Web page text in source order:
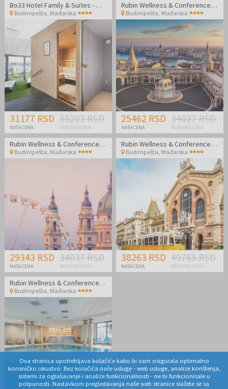
Bo33 Hotel Family & Suites - Wellness odmor u Budimpešti
Budimpešta, Mađarska
31177 RSD
NAŠA CENA
55203 RSD
REDOVNA CENA
Rubin Wellness & Conference Hotel
Budimpešta, Mađarska
25462 RSD
NAŠA CENA
34027 RSD
REDOVNA CENA
Rubin Wellness & Conference Hotel
Budimpešta, Mađarska
29343 RSD
NAŠA CENA
34037 RSD
REDOVNA CENA
Rubin Wellness & Conference Hotel
Budimpešta, Mađarska
38263 RSD
NAŠA CENA
49765 RSD
REDOVNA CENA
Rubin Wellness & Conference Hotel
Budimpešta Mađarska
Ova stranica upotrebljava kolačiće kako bi vam osigurala optimalno
korisničko iskustvo. Bez kolačića naše usluge - web usluge, analize korištenja,
sistemi za oglašavanje i analize funkcionalnosti - ne bi funkcionisale u
potpunosti. Nastavkom pregledavanja naše web stranice slažete se sa